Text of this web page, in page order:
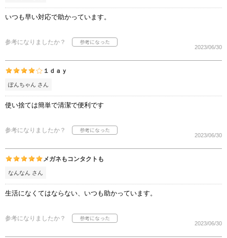
いつも早い対応で助かっています。
参考になりましたか？
2023/06/30
１ｄａｙ
ぽんちゃん さん
使い捨ては簡単で清潔で便利です
参考になりましたか？
2023/06/30
メガネもコンタクトも
なんなん さん
生活になくてはならない、いつも助かっています。
参考になりましたか？
2023/06/30